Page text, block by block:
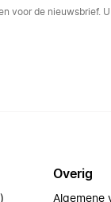
voor de nieuwsbrief. U
Overig
Algemene